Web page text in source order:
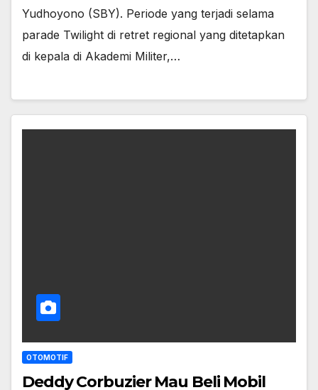
Yudhoyono (SBY). Periode yang terjadi selama
parade Twilight di retret regional yang ditetapkan
di kepala di Akademi Militer,…
OTOMOTIF
Deddy Corbuzier Mau Beli Mobil